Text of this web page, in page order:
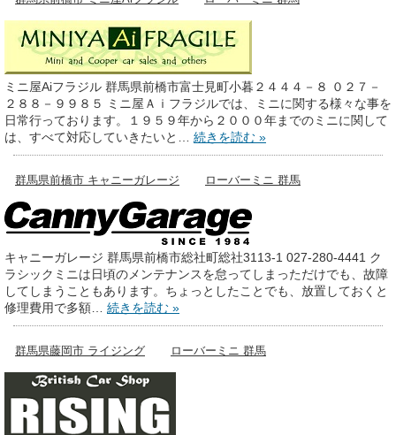
ミニ屋Aiフラジル 群馬県前橋市富士見町小暮２４４４－８ ０２７－
２８８－９９８５ ミニ屋Ａｉフラジルでは、ミニに関する様々な事を
日常行っております。１９５９年から２０００年までのミニに関して
は、すべて対応していきたいと… 続きを読む »
群馬県前橋市 キャニーガレージ ローバーミニ 群馬
キャニーガレージ 群馬県前橋市総社町総社3113-1 027-280-4441 ク
ラシックミニは日頃のメンテナンスを怠ってしまっただけでも、故障
してしまうこともあります。ちょっとしたことでも、放置しておくと
修理費用で多額… 続きを読む »
群馬県藤岡市 ライジング ローバーミニ 群馬